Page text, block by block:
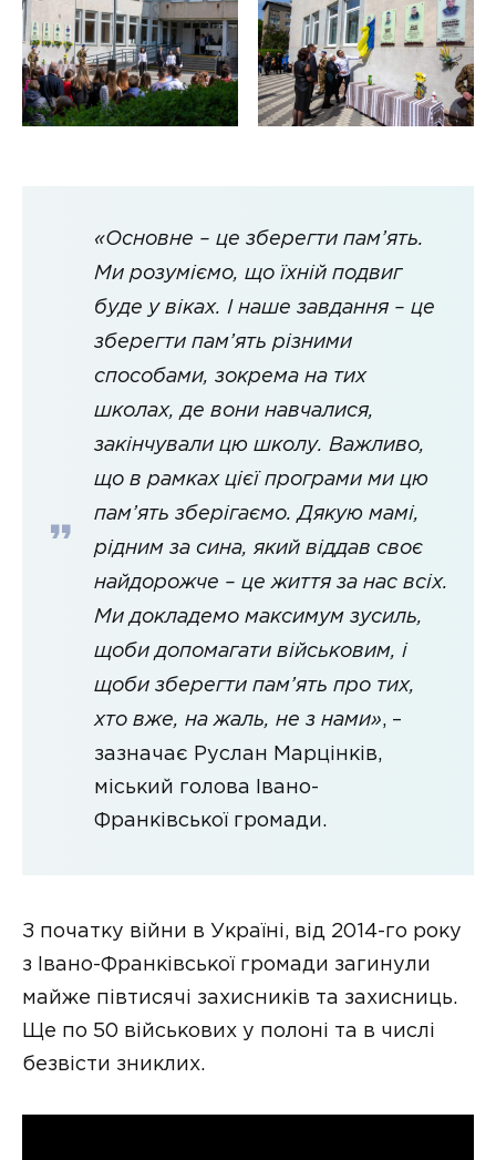
«Основне – це зберегти пам’ять.
Ми розуміємо, що їхній подвиг
буде у віках. І наше завдання – це
зберегти пам’ять різними
способами, зокрема на тих
школах, де вони навчалися,
закінчували цю школу. Важливо,
що в рамках цієї програми ми цю
пам’ять зберігаємо. Дякую мамі,
рідним за сина, який віддав своє
найдорожче – це життя за нас всіх.
Ми докладемо максимум зусиль,
щоби допомагати військовим, і
щоби зберегти пам’ять про тих,
хто вже, на жаль, не з нами», –
зазначає Руслан Марцінків,
міський голова Івано-
Франківської громади.
З початку війни в Україні, від 2014-го року
з Івано-Франківської громади загинули
майже півтисячі захисників та захисниць.
Ще по 50 військових у полоні та в числі
безвісти зниклих.